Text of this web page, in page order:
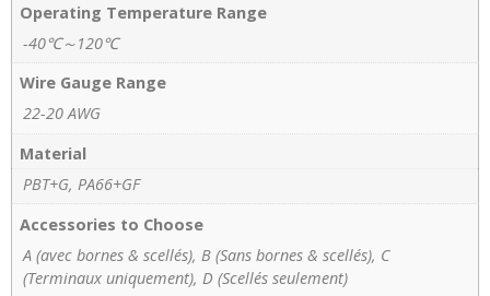
Operating Temperature Range
-40℃～120℃
Wire Gauge Range
22-20 AWG
Material
PBT+G, PA66+GF
Accessories to Choose
A (avec bornes & scellés), B (Sans bornes & scellés), C
(Terminaux uniquement), D (Scellés seulement)